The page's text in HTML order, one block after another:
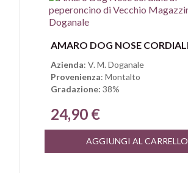
Anteprima
Azienda: V. M. Doganale
Provenienza: Montalto
Gradazione: 38%
24,90 €
AGGIUNGI AL CARRELLO